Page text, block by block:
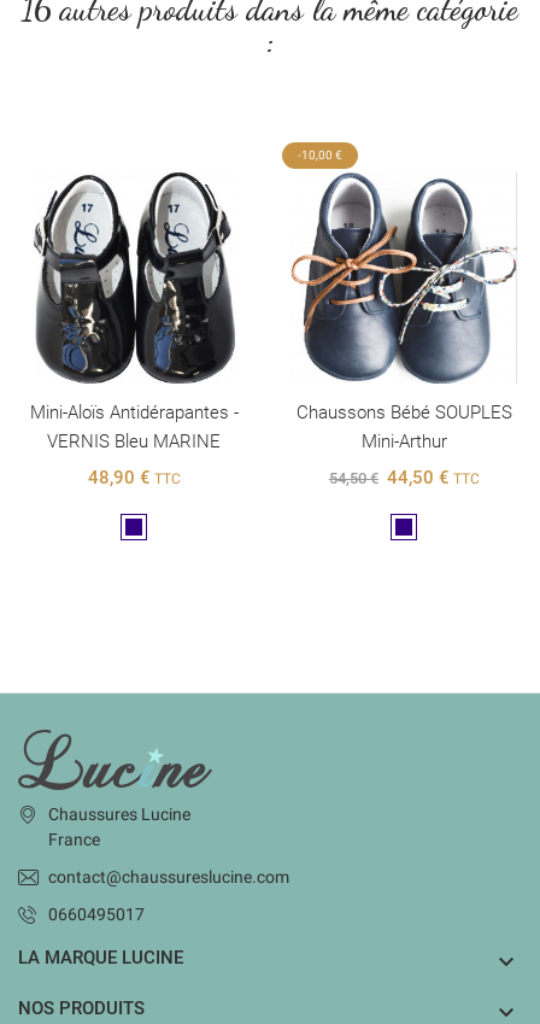
16 autres produits dans la même catégorie
:
Mini-Aloïs Antidérapantes -
VERNIS Bleu MARINE
48,90 € TTC
-10,00 €
Chaussons Bébé SOUPLES
Mini-Arthur
54,50 € 44,50 € TTC
INFORMATIONS
Chaussures Lucine
France
contact@chaussureslucine.com
0660495017
LA MARQUE LUCINE 
NOS PRODUITS 